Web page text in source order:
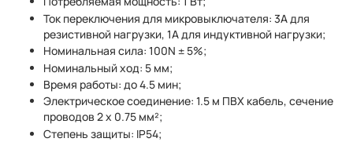
Ток переключения для микровыключателя: 3A для
резистивной нагрузки, 1A для индуктивной нагрузки;
Номинальная сила: 100N ± 5%;
Номинальный ход: 5 мм;
Время работы: до 4.5 мин;
Электрическое соединение: 1.5 м ПВХ кабель, сечение
проводов 2 x 0.75 мм²;
Степень защиты: IP54;